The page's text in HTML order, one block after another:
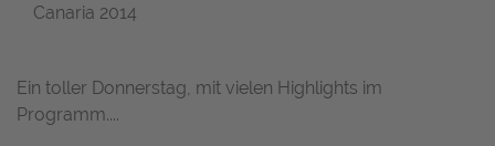
Canaria 2014
Ein toller Donnerstag, mit vielen Highlights im
Programm....